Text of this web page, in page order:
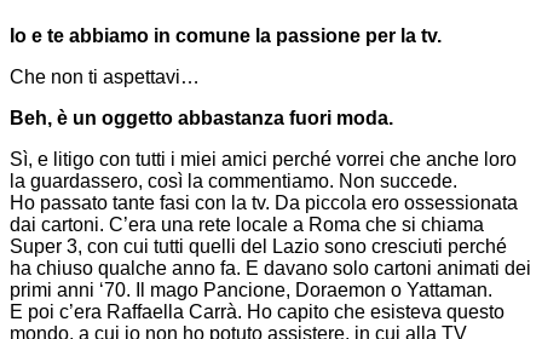
Io e te abbiamo in comune la passione per la tv.
Che non ti aspettavi…
Beh, è un oggetto abbastanza fuori moda.
Sì, e litigo con tutti i miei amici perché vorrei che anche loro
la guardassero, così la commentiamo. Non succede.
Ho passato tante fasi con la tv. Da piccola ero ossessionata
dai cartoni. C’era una rete locale a Roma che si chiama
Super 3, con cui tutti quelli del Lazio sono cresciuti perché
ha chiuso qualche anno fa. E davano solo cartoni animati dei
primi anni ‘70. Il mago Pancione, Doraemon o Yattaman.
E poi c’era Raffaella Carrà. Ho capito che esisteva questo
mondo, a cui io non ho potuto assistere, in cui alla TV